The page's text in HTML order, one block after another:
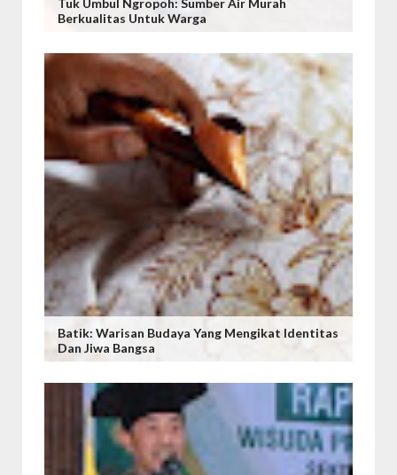
Tuk Umbul Ngropoh: Sumber Air Murah
Berkualitas Untuk Warga
Batik: Warisan Budaya Yang Mengikat Identitas
Dan Jiwa Bangsa